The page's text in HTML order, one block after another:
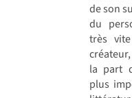
de son
du
très
la part
plus